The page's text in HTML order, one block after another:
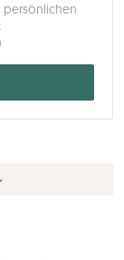
persönlichen